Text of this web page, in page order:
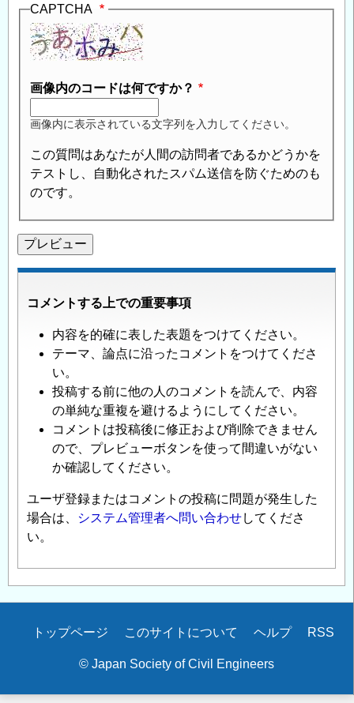
CAPTCHA
画像内のコードは何ですか？
画像内に表示されている文字列を入力してください。
この質問はあなたが人間の訪問者であるかどうかを
テストし、自動化されたスパム送信を防ぐためのも
のです。
コメントする上での重要事項
内容を的確に表した表題をつけてください。
テーマ、論点に沿ったコメントをつけてくださ
い。
投稿する前に他の人のコメントを読んで、内容
の単純な重複を避けるようにしてください。
コメントは投稿後に修正および削除できません
ので、プレビューボタンを使って間違いがない
か確認してください。
ユーザ登録またはコメントの投稿に問題が発生した
場合は、
システム管理者へ問い合わせしてくださ
い。
Secondary
トップページ このサイトについて ヘルプ RSS
© Japan Society of Civil Engineers